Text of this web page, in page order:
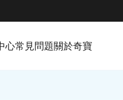
心常見問題關於奇寶